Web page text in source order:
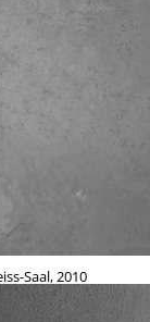
Saal, 2010